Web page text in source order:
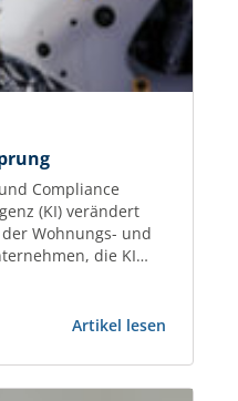
Compliance
(KI) verändert
Wohnungs- und
die KI
die Effizienz bei
um bis zu 45 %.
neue Regeln in
Artikel lesen
Pflicht
wird